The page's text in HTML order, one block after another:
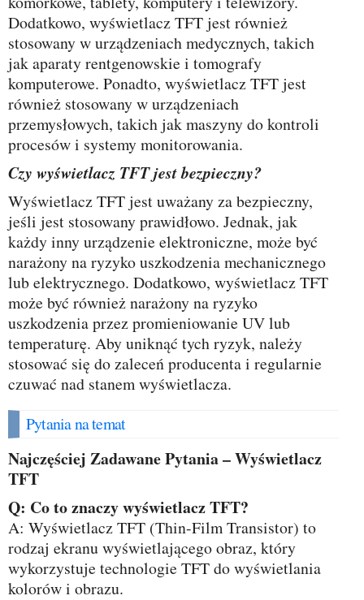
Dodatkowo, wyświetlacz TFT jest również
stosowany w urządzeniach medycznych, takich
jak aparaty rentgenowskie i tomografy
komputerowe. Ponadto, wyświetlacz TFT jest
również stosowany w urządzeniach
przemysłowych, takich jak maszyny do kontroli
procesów i systemy monitorowania.
Czy wyświetlacz TFT jest bezpieczny?
Wyświetlacz TFT jest uważany za bezpieczny,
jeśli jest stosowany prawidłowo. Jednak, jak
każdy inny urządzenie elektroniczne, może być
narażony na ryzyko uszkodzenia mechanicznego
lub elektrycznego. Dodatkowo, wyświetlacz TFT
może być również narażony na ryzyko
uszkodzenia przez promieniowanie UV lub
temperaturę. Aby uniknąć tych ryzyk, należy
stosować się do zaleceń producenta i regularnie
czuwać nad stanem wyświetlacza.
Pytania na temat
Najczęściej Zadawane Pytania – Wyświetlacz
TFT
Q: Co to znaczy wyświetlacz TFT?
A: Wyświetlacz TFT (Thin-Film Transistor) to
rodzaj ekranu wyświetlającego obraz, który
wykorzystuje technologie TFT do wyświetlania
kolorów i obrazu.